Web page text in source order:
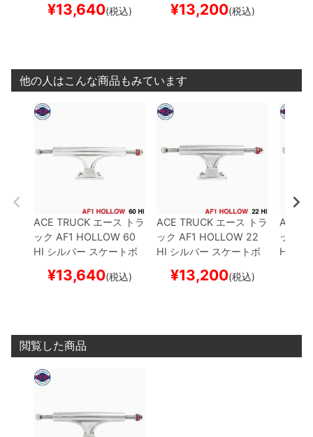
¥13,640(税込) ¥13,200(税込)
他の人はこんな商品もみています
ACE TRUCK エース
トラ
ック AF1 HOLLOW 60
HI シルバー スケートボ
¥13,640(税込)
ACE TRUCK エース
トラ
ック AF1 HOLLOW 22
HI シルバー スケートボ
¥13,200(税込)
ACE
ック
HI
閲覧した商品